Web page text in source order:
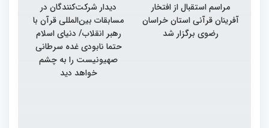
مراسم استقبال از افتخار
آفرینان قرآنی استان خراسان
رضوی برگزار شد
دیدار شرکت‌کنندگان در
مسابقات بین‌المللی قرآن با
رهبر انقلاب/ دنیای اسلام
حتما نابودی غده سرطانی
صهیونیست را به چشم
خواهد دید